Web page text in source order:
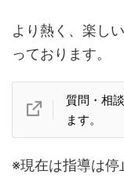
より熱く、楽し
っております。
質問・相
ます。
※現在は指導は